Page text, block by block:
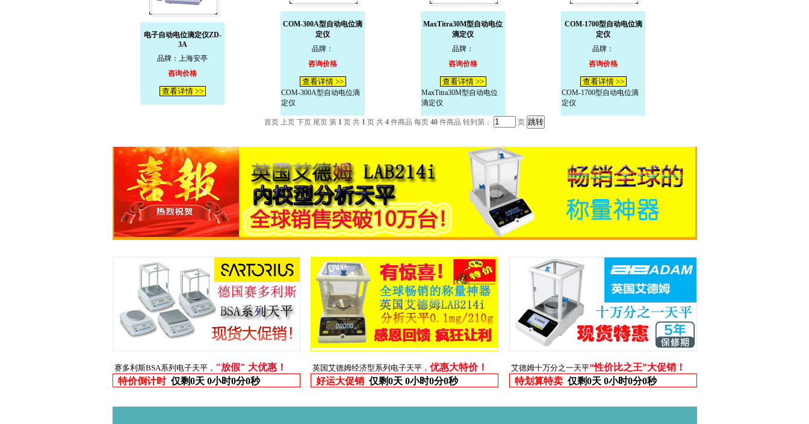
电子自动电位滴定仪ZD-
3A
品牌：上海安亭
咨询价格
查看详情 >>
COM-300A型自动电位滴
定仪
品牌：
咨询价格
查看详情 >>
COM-300A型自动电位滴
定仪
MaxTitra30M型自动电位
滴定仪
品牌：
咨询价格
查看详情 >>
MaxTitra30M型自动电位
滴定仪
COM-1700型自动电位滴
定仪
品牌：
咨询价格
查看详情 >>
COM-1700型自动电位滴
定仪
首页 上页 下页 尾页 第 1 页 共 1 页 共 4 件商品 每页 40 件商品 转到第： 页
赛多利斯BSA系列电子天平， "放假" 大优惠！
特价倒计时 仅剩0天 0小时0分0秒
英国艾德姆经济型系列电子天平， 优惠大特价！
好运大促销 仅剩0天 0小时0分0秒
艾德姆十万分之一天平“性价比之王”大促销！
特划算特卖 仅剩0天 0小时0分0秒